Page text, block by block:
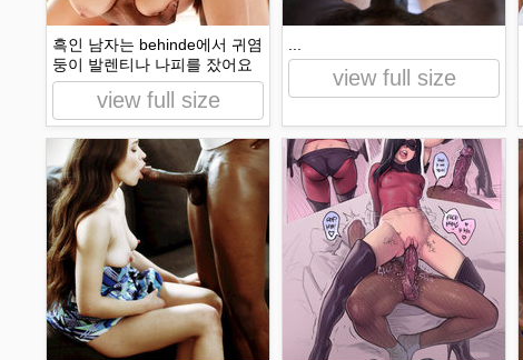
흑인 남자는 behinde에서 귀염
둥이 발렌티나 나피를 잤어요
view full size
view full size